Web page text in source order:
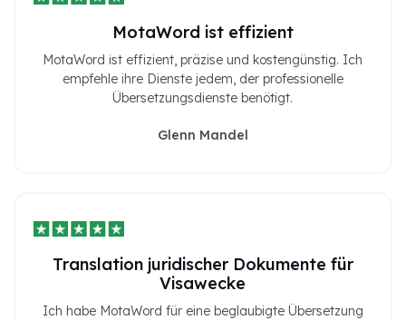
MotaWord ist effizient
MotaWord ist effizient, präzise und kostengünstig. Ich
empfehle ihre Dienste jedem, der professionelle
Übersetzungsdienste benötigt.
Glenn Mandel
Translation juridischer Dokumente für
Visawecke
Ich habe MotaWord für eine beglaubigte Übersetzung